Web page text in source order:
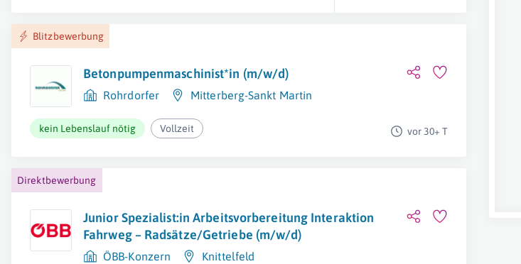
Blitzbewerbung
Betonpumpenmaschinist*in (m/w/d)
Rohrdorfer Mitterberg-Sankt Martin
kein Lebenslauf nötig Vollzeit vor 30+ T
Direktbewerbung
Junior Spezialist:in Arbeitsvorbereitung Interaktion
Fahrweg – Radsätze/Getriebe (m/w/d)
ÖBB-Konzern Knittelfeld